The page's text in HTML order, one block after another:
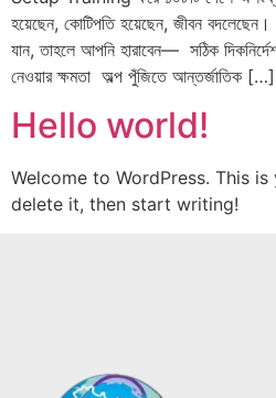
হয়েছেন, কোটিপতি হয়েছেন, জীবন
যান, তাহলে আপনি হারাবেন— সঠিক
নেওয়ার ক্ষমতা অল্প পুঁজিতে আন্তর্জাতিক […]
Hello world!
Welcome to WordPress. This
delete it, then start writing!